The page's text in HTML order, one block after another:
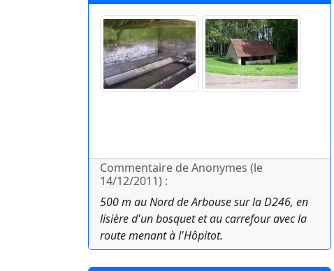
Commentaire de Anonymes (le
14/12/2011) :
500 m au Nord de Arbouse sur la D246, en
lisière d'un bosquet et au carrefour avec la
route menant à l'Hôpitot.